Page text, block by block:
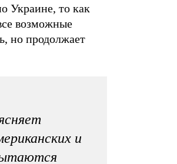
Украине, то как
возможные
но продолжает
и